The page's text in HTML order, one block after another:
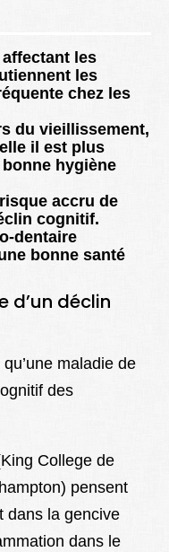
les
les
chez les
du vieillissement,
il est plus
hygiène
accru de
cognitif.
dentaire
bonne santé
d’un déclin
maladie de
des
College de
pensent
dans la gencive
dans le